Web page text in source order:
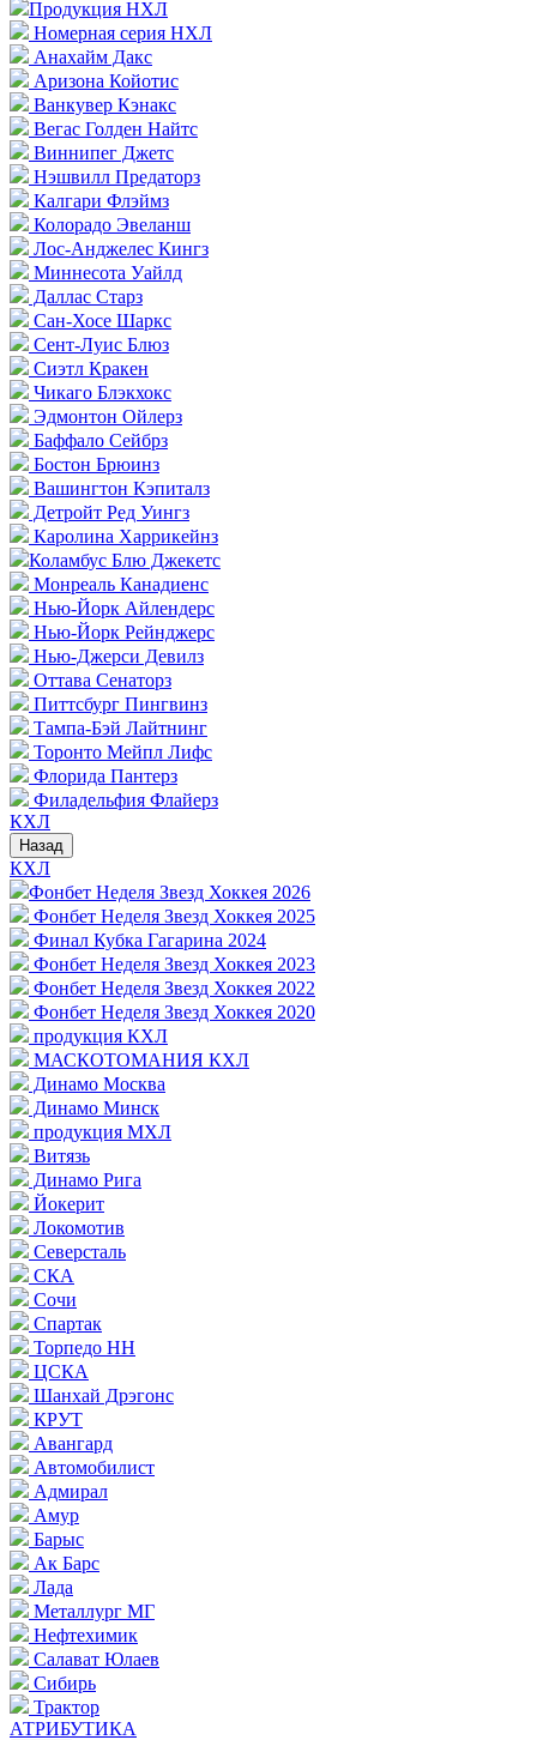
Продукция НХЛ
Номерная серия НХЛ
Анахайм Дакс
Аризона Койотис
Ванкувер Кэнакс
Вегас Голден Найтс
Виннипег Джетс
Нэшвилл Предаторз
Калгари Флэймз
Колорадо Эвеланш
Лос-Анджелес Кингз
Миннесота Уайлд
Даллас Старз
Сан-Хосе Шаркс
Сент-Луис Блюз
Сиэтл Кракен
Чикаго Блэкхокс
Эдмонтон Ойлерз
Баффало Сейбрз
Бостон Брюинз
Вашингтон Кэпиталз
Детройт Ред Уингз
Каролина Харрикейнз
Коламбус Блю Джекетс
Монреаль Канадиенс
Нью-Йорк Айлендерс
Нью-Йорк Рейнджерс
Нью-Джерси Девилз
Оттава Сенаторз
Питтсбург Пингвинз
Тампа-Бэй Лайтнинг
Торонто Мейпл Лифс
Флорида Пантерз
Филадельфия Флайерз
КХЛ
Назад
КХЛ
Фонбет Неделя Звезд Хоккея 2026
Фонбет Неделя Звезд Хоккея 2025
Финал Кубка Гагарина 2024
Фонбет Неделя Звезд Хоккея 2023
Фонбет Неделя Звезд Хоккея 2022
Фонбет Неделя Звезд Хоккея 2020
продукция КХЛ
МАСКОТОМАНИЯ КХЛ
Динамо Москва
Динамо Минск
продукция МХЛ
Витязь
Динамо Рига
Йокерит
Локомотив
Северсталь
СКА
Сочи
Спартак
Торпедо НН
ЦСКА
Шанхай Дрэгонс
КРУТ
Авангард
Автомобилист
Адмирал
Амур
Барыс
Ак Барс
Лада
Металлург МГ
Нефтехимик
Салават Юлаев
Сибирь
Трактор
АТРИБУТИКА